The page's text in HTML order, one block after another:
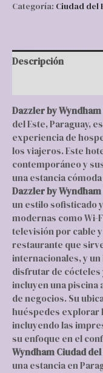
Categoría: Ciudad del
Descripción
Dazzler by
del Este, Paraguay,
experiencia de
los viajeros. Este
contemporáneo y
una estancia
Dazzler by
un estilo sofisticado
modernas como Wi-
televisión por cable
restaurante que
internacionales, y
disfrutar de cócteles
incluyen una piscina
de negocios. Su
huéspedes explorar
incluyendo las
su enfoque en el
Wyndham Ciudad del
una estancia en